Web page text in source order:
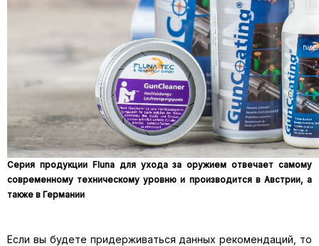
Серия продукции Fluna для ухода за оружием отвечает самому
современному техническому уровню и производится в Австрии, а
также в Германии
Если вы будете придерживаться данных рекомендаций, то